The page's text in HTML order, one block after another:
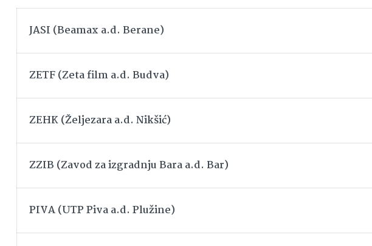
JASI (Beamax a.d. Berane)
ZETF (Zeta film a.d. Budva)
ZEHK (Željezara a.d. Nikšić)
ZZIB (Zavod za izgradnju Bara a.d. Bar)
PIVA (UTP Piva a.d. Plužine)